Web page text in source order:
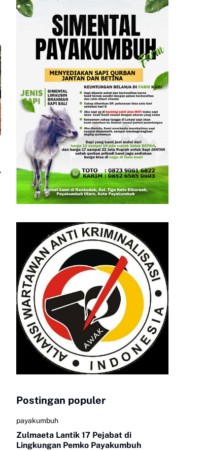
Postingan populer
payakumbuh
Zulmaeta Lantik 17 Pejabat di
Lingkungan Pemko Payakumbuh